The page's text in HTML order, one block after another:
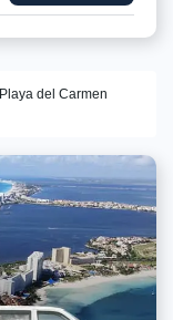
Playa del Carmen